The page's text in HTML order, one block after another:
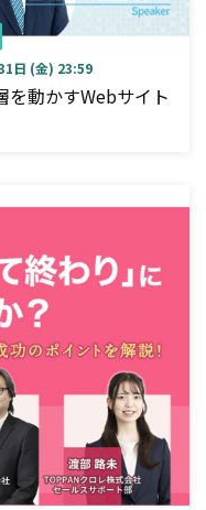
日 (金) 23:59
を動かすWebサイト